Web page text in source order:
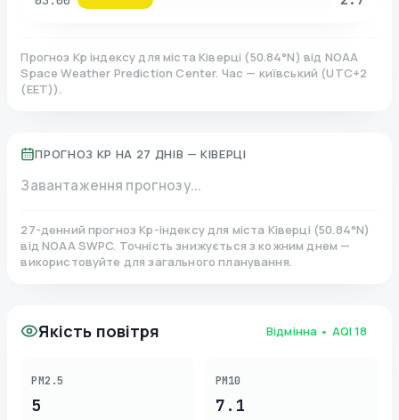
Прогноз Kp індексу для міста Ківерці (50.84°N) від NOAA
Space Weather Prediction Center. Час — київський (UTC+2
(EET)).
ПРОГНОЗ KP НА 27 ДНІВ — КІВЕРЦІ
Завантаження прогнозу...
27-денний прогноз Kp-індексу для міста Ківерці (50.84°N)
від NOAA SWPC. Точність знижується з кожним днем —
використовуйте для загального планування.
Якість повітря Відмінна • AQI18
PM2.5
5
PM10
7.1